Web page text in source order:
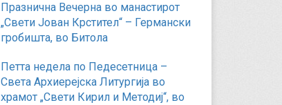
Празнична Вечерна во манастирот
„Свети Јован Крстител“ – Германски
гробишта, во Битола
Петта недела по Педесетница –
Света Архиерејска Литургија во
храмот „Свети Кирил и Методиј“, во